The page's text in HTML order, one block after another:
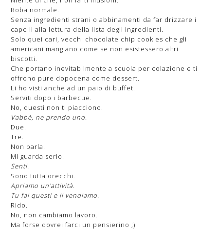
Roba normale.
Senza ingredienti strani o abbinamenti da far drizzare i
capelli alla lettura della lista degli ingredienti.
Solo quei cari, vecchi chocolate chip cookies che gli
americani mangiano come se non esistessero altri
biscotti.
Che portano inevitabilmente a scuola per colazione e ti
offrono pure dopocena come dessert.
Li ho visti anche ad un paio di buffet.
Serviti dopo i barbecue.
No, questi non ti piacciono.
Vabbè, ne prendo uno.
Due.
Tre.
Non parla.
Mi guarda serio.
Senti.
Sono tutta orecchi.
Apriamo un'attività.
Tu fai questi e li vendiamo.
Rido.
No, non cambiamo lavoro.
Ma forse dovrei farci un pensierino ;)